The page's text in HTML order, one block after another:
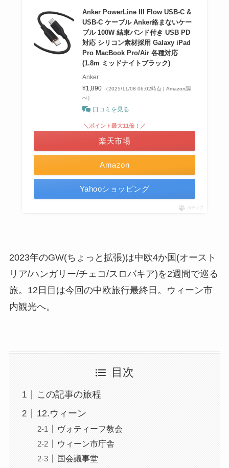
Anker PowerLine III Flow USB-C &
USB-C ケーブル Anker絡まないケー
ブル 100W 結束バンド付き USB PD
対応 シリコン素材採用 Galaxy iPad
Pro MacBook Pro/Air 各種対応
(1.8m ミッドナイトブラック)
Anker
¥1,890
（2025/11/08 06:02時点 | Amazon調
べ）
口コミを見る
Amazon
＼ポイント最大11倍！／
楽天市場
Yahooショッピング
ポチップ
2023年のGW(ちょっと拡張)は中欧4か国(オースト
リア/ハンガリー/チェコ/スロバキア)を2週間で巡る
旅。12日目は今回の中欧旅行最終日。ウィーン市
内観光へ。
目次
この記事の旅程
12.ウィーン
ヴォティーフ教会
ウィーン市庁舎
国会議事堂